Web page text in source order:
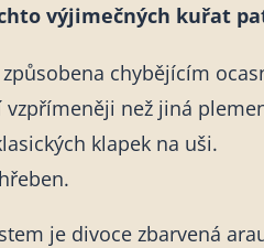
výjimečných kuřat
chybějícím
než jiná
klapek na uši.
je divoce zbarvená